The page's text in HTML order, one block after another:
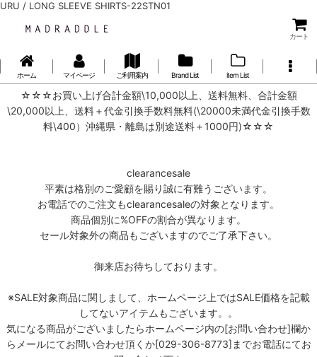
URU / LONG SLEEVE SHIRTS-22STN01
カート
ホーム マイページ ご利用案内 Brand List item List
☆☆☆お買い上げ合計金額\10,000以上、送料無料、合計金額
\20,000以上、送料＋代金引換手数料無料(\20000未満代金引換手数
料\400）沖縄県・離島は別途送料＋1000円)☆☆☆
clearancesale
平素は格別のご愛顧を賜り誠に有難うございます。
お電話でのご注文もclearancesaleの対象となります。
商品個別に%OFFの割合が異なります。
セール対象外の商品もございますのでご了承下さい。
御来店お待ちしております。
※SALE対象商品に関しまして、ホームページ上ではSALE価格を記載
してないアイテムもございます。。
気になる商品がございましたらホームページ内の[お問い合わせ]欄か
らメールにてお問い合わせ頂くか[029-306-8773]までお電話にてお